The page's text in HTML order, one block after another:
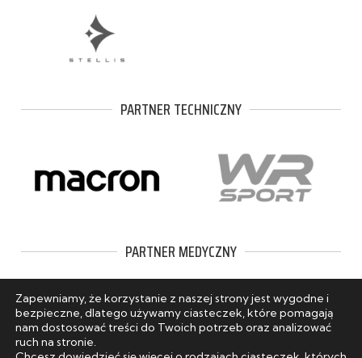
PARTNER TECHNICZNY
PARTNER MEDYCZNY
Zapewniamy, że korzystanie z naszej strony jest wygodne i
bezpieczne, dlatego używamy ciasteczek, które pomagają
nam dostosować treści do Twoich potrzeb oraz analizować
ruch na stronie.